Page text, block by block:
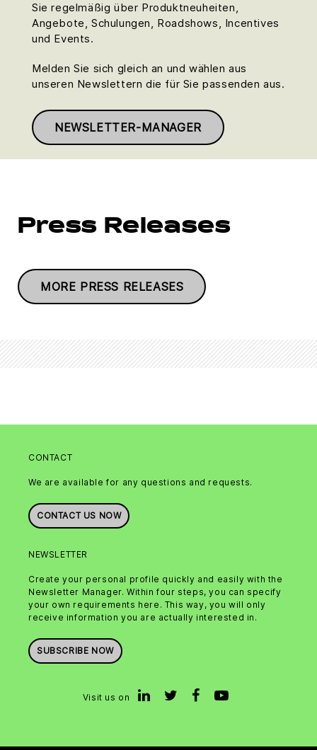
Sie regelmäßig über Produktneuheiten,
Angebote, Schulungen, Roadshows, Incentives
und Events.
Melden Sie sich gleich an und wählen aus
unseren Newslettern die für Sie passenden aus.
NEWSLETTER-MANAGER
Press Releases
MORE PRESS RELEASES
CONTACT
We are available for any questions and requests.
CONTACT US NOW
NEWSLETTER
Create your personal profile quickly and easily with the
Newsletter Manager. Within four steps, you can specify
your own requirements here. This way, you will only
receive information you are actually interested in.
SUBSCRIBE NOW
Visit us on